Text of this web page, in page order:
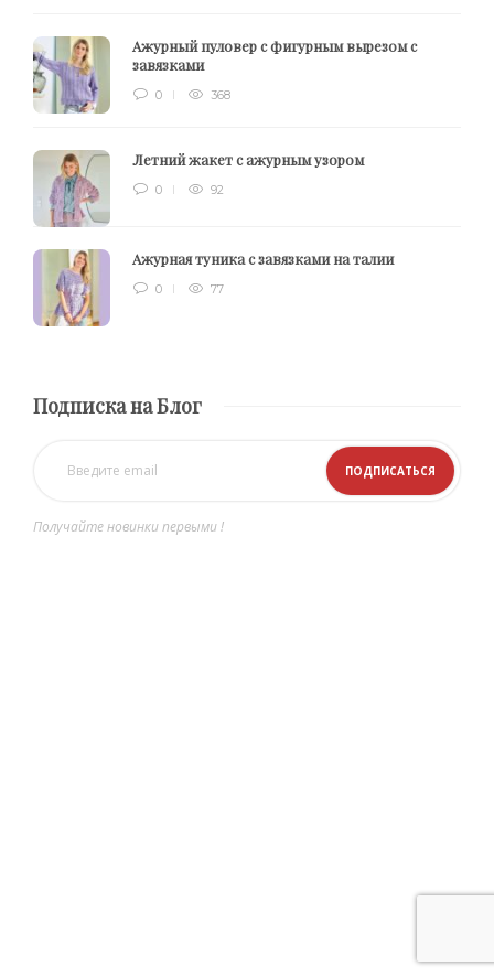
Ажурный пуловер с фигурным вырезом с
завязками
0 368
Летний жакет с ажурным узором
0 92
Ажурная туника с завязками на талии
0 77
Подписка на Блог
Получайте новинки первыми !